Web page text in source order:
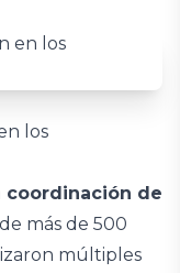
los
coordinación de
más de 500
múltiples